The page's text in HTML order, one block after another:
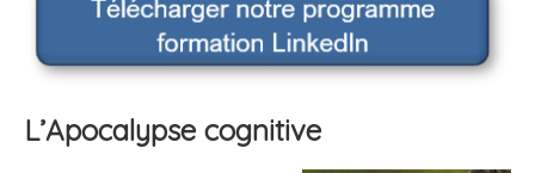
L’Apocalypse cognitive